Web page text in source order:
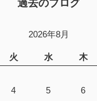
過去のブログ
2026年8月
火 水 木
4 5 6